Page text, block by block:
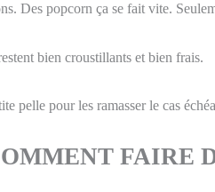
Des popcorn ça se fait vite.
bien croustillants et bien frais.
pelle pour les ramasser le cas
FAIRE